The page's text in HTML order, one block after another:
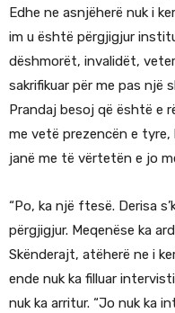
Edhe ne asnjëherë nuk i
im u është përgjigjur
dëshmorët, invalidët,
sakrifikuar për me pas
Prandaj besoj që është e
me vetë prezencën e
janë me të vërtetën e jo
“Po, ka një ftesë. Derisa
përgjigjur. Meqenëse ka
Skënderajt, atëherë ne i
ende nuk ka filluar
nuk ka arritur. “Jo nuk ka